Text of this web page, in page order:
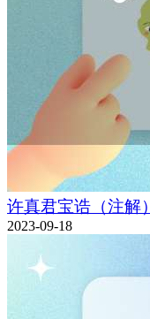
许真君宝诰（注解）
2023-09-18